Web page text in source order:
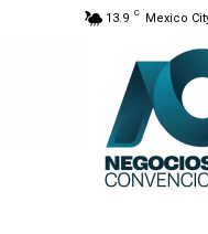
13.9 C Mexico